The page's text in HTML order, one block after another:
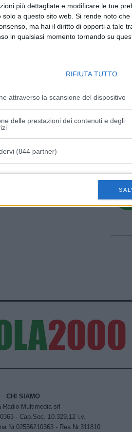
più dettagliate e modificare le tue
a questo sito web. Si rende noto
ma hai il diritto di opporti a tale
in qualsiasi momento tornando su
RIFIUTA TUTTO
attraverso la scansione del dispositivo
delle prestazioni dei contenuti e degli
(844 partner)
Articolo successivo
a sindacati “Nessun
sull’evasione fiscale”
CHI SIAMO
Radio Multimedia srl
- Cap.Soc. 10.329,12 i.v.
Nr.02556210363 - Rea Nr.311810